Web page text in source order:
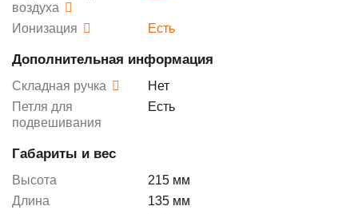
воздуха
Ионизация Есть
Дополнительная информация
Складная ручка
Нет
Петля для
подвешивания
Есть
Габариты и вес
Высота
215 мм
Длина
135 мм